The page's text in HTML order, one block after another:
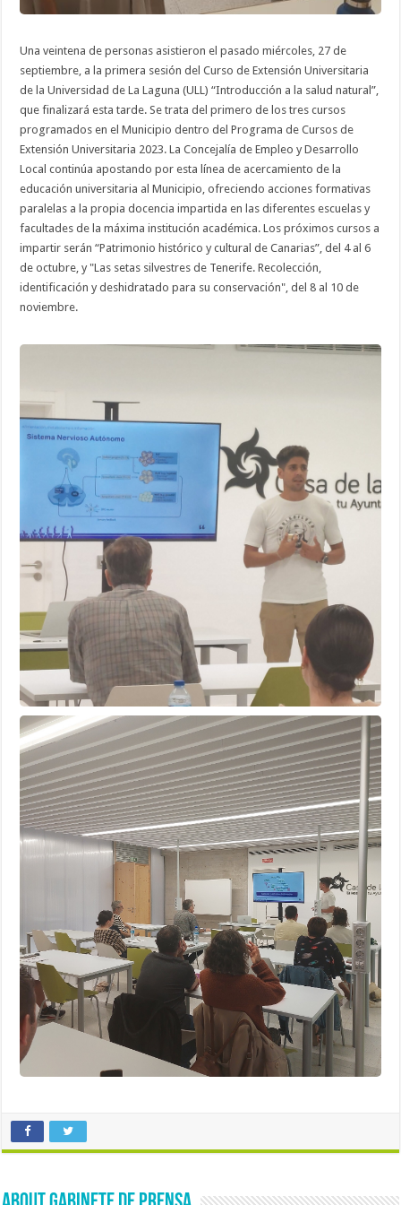
Una veintena de personas asistieron el pasado miércoles, 27 de
septiembre, a la primera sesión del Curso de Extensión Universitaria
de la Universidad de La Laguna (ULL) “Introducción a la salud natural”,
que finalizará esta tarde. Se trata del primero de los tres cursos
programados en el Municipio dentro del Programa de Cursos de
Extensión Universitaria 2023. La Concejalía de Empleo y Desarrollo
Local continúa apostando por esta línea de acercamiento de la
educación universitaria al Municipio, ofreciendo acciones formativas
paralelas a la propia docencia impartida en las diferentes escuelas y
facultades de la máxima institución académica. Los próximos cursos a
impartir serán “Patrimonio histórico y cultural de Canarias”, del 4 al 6
de octubre, y "Las setas silvestres de Tenerife. Recolección,
identificación y deshidratado para su conservación", del 8 al 10 de
noviembre.